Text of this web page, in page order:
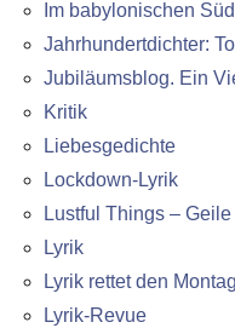
Im babylonischen
Jahrhundertdichter:
Jubiläumsblog. Ein
Kritik
Liebesgedichte
Lockdown-Lyrik
Lustful Things –
Lyrik
Lyrik rettet den Montag
Lyrik-Revue